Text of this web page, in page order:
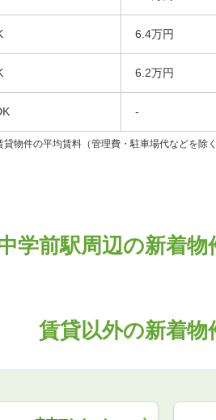
6.4万円
6.2万円
-
物件の平均賃料（管理費・駐車場代などを除
学前駅周辺の新着
賃貸以外の新着物